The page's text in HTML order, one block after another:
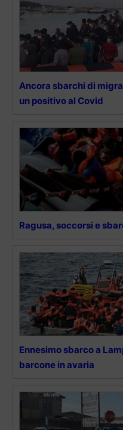
Ancora sbarchi di
un positivo al Covid
Ragusa, soccorsi e
Ennesimo sbarco a
barcone in avaria